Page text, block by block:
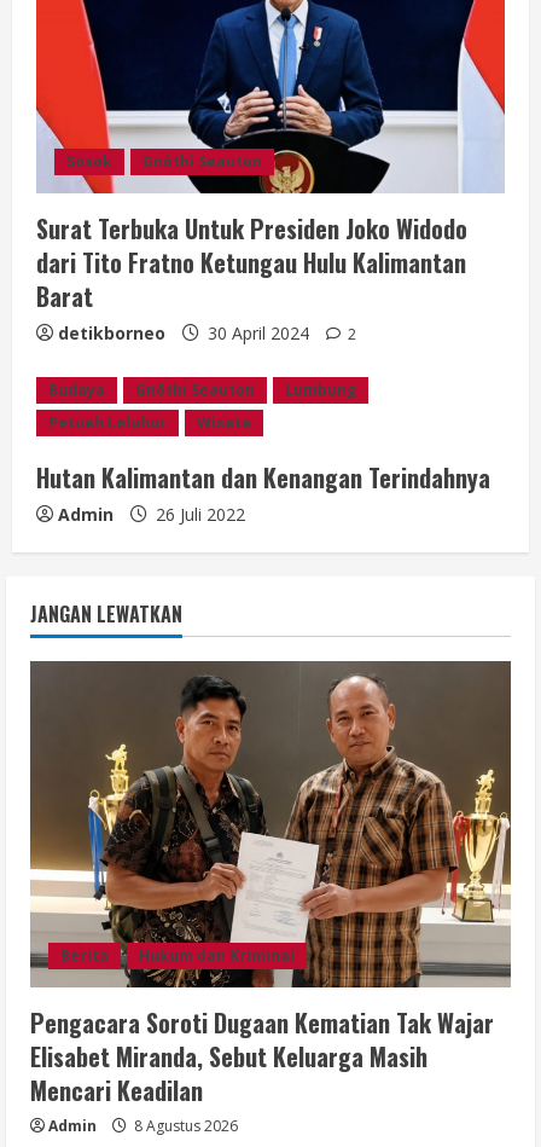
Sosok Gnōthi Seauton
Surat Terbuka Untuk Presiden Joko Widodo
dari Tito Fratno Ketungau Hulu Kalimantan
Barat
detikborneo 30 April 2024 2
Budaya Gnōthi Seauton
Lumbung
Petuah Leluhur
Wisata
Hutan Kalimantan dan Kenangan Terindahnya
Admin 26 Juli 2022
JANGAN LEWATKAN
Berita Hukum dan Kriminal
Pengacara Soroti Dugaan Kematian Tak Wajar
Elisabet Miranda, Sebut Keluarga Masih
Mencari Keadilan
Admin 8 Agustus 2026